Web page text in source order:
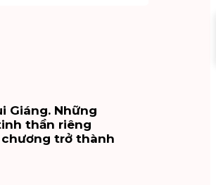
Giáng. Những
thần riêng
chương trở thành